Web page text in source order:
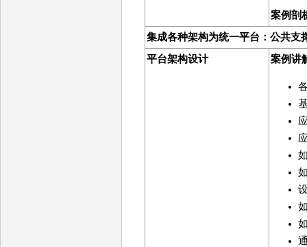
案例剖
集成各种架构为统一平台：公共支
平台架构设计
案例讲